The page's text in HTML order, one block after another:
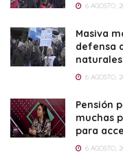
6 AGOSTO,
Masiva
defensa
naturales
6 AGOSTO,
Pensión
muchas
para
6 AGOSTO,